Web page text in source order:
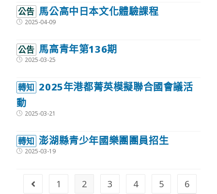
公告 馬公高中日本文化體驗課程
Post2025-04-09
公告 馬高青年第136期
Post2025-03-25
轉知 2025年港都菁英模擬聯合國會議活
動
Post2025-03-21
轉知 澎湖縣青少年國樂團團員招生
Post2025-03-19
Go to the previous page
1 2 3 4 5
6